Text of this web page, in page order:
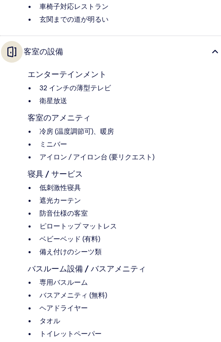
車椅子対応レストラン
玄関までの道が明るい
客室の設備
エンターテインメント
32 インチの薄型テレビ
衛星放送
客室のアメニティ
冷房 (温度調節可)、暖房
ミニバー
アイロン / アイロン台 (要リクエスト)
寝具 / サービス
低刺激性寝具
遮光カーテン
防音仕様の客室
ピロートップ マットレス
ベビーベッド (有料)
備え付けのシーツ類
バスルーム設備 / バスアメニティ
専用バスルーム
バスアメニティ (無料)
ヘアドライヤー
タオル
トイレットペーパー